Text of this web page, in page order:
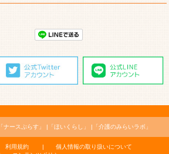
「ナースぷらす」 「ほいくらし」 「介護のみらいラボ」
利用規約
個人情報の取り扱いについて